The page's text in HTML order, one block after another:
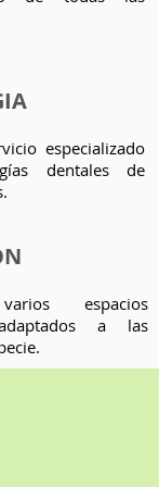
especializado
dentales de
espacios
a las